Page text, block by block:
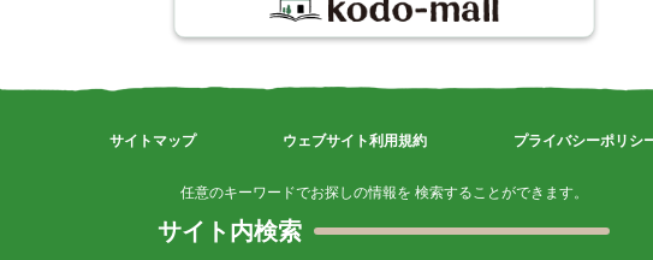
サイトマップ ウェブサイト利用規約 プライバシーポリシ
任意のキーワードでお探しの情報を 検索することができます。
サイト内検索